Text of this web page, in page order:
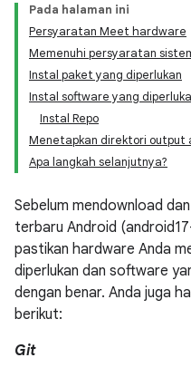
Pada halaman ini
Persyaratan Meet hardware
Memenuhi persyaratan
Instal paket yang diperlukan
Instal software yang
Instal Repo
Menetapkan direktori
Apa langkah selanjutnya?
Sebelum mendownload
terbaru Android
pastikan hardware Anda
diperlukan dan software
dengan benar. Anda juga
berikut:
Git